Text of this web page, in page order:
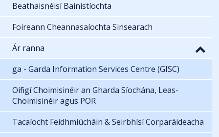
Beathaisnéisí Bainistíochta
Foireann Cheannasaíochta Sinsearach
Ár ranna
ga - Garda Information Services Centre (GISC)
Oifigí Choimisinéir an Gharda Síochána, Leas-
Choimisinéir agus POR
Tacaíocht Feidhmiúcháin & Seirbhísí Corparáideacha